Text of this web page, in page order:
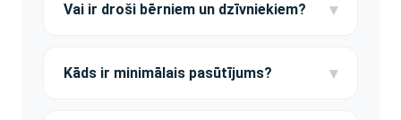
Vai ir droši bērniem un dzīvniekiem? ▾
līdzekļus. Droši visai ģimenei un
Kāds ir minimālais pasūtījums? ▾